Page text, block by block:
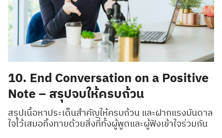
10. End Conversation on a Positive
Note – สรุปจบให้ครบถ้วน
สรุปเนื้อหาประเด็นสำคัญให้ครบถ้วน และฝากแรงบันดาล
ใจไว้เสมอทิ้งทายด้วยสิ่งที่ทั้งผู้พูดและผู้ฟังเข้าใจร่วมกัน